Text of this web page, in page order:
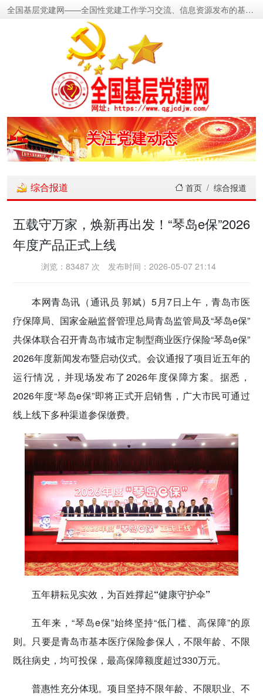
全国基层党建网——全国性党建工作学习交流、信息资源发布的基层党建新闻门户网
密切党群关系
传递党的声音
关注党建动态
传播党建理论
传递党的声音
综合报道 首页 综合报道
五载守万家，焕新再出发！“琴岛e保”2026
年度产品正式上线
浏览：83487 次 发布时间：2026-05-07 21:14
本网青岛讯（通讯员 郭斌） 5月7日上午，青岛市医
疗保障局、国家金融监督管理总局青岛监管局及“琴岛e保”
共保体联合召开青岛市城市定制型商业医疗保险“琴岛e保”
2026年度新闻发布暨启动仪式。会议通报了项目近五年的
运行情况，并现场发布了2026年度保障方案。据悉，
2026年度“琴岛e保”即将正式开启销售，广大市民可通过
线上线下多种渠道参保缴费。
五年耕耘见实效，为百姓撑起“健康守护伞”
五年来，“琴岛e保”始终坚持“低门槛、高保障”的原
则。只要是青岛市基本医疗保险参保人，不限年龄、不限
既往病史，均可投保，最高保障额度超过330万元。
普惠性充分体现。项目坚持不限年龄、不限职业、不